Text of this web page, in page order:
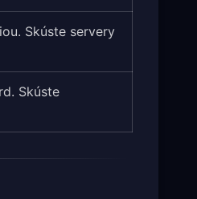
Skúste servery
Skúste